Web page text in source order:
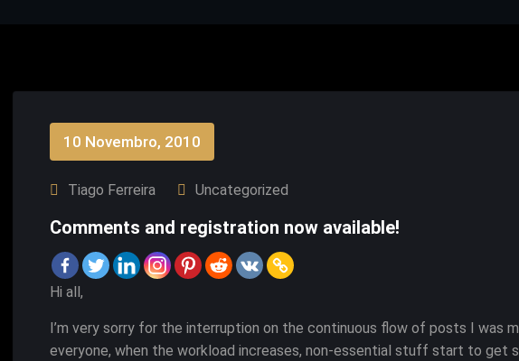
10 Novembro, 2010
Tiago Ferreira Uncategorized
Comments and registration now available!
Hi all,
I’m very sorry for the interruption on the continuous flow of posts I was
everyone, when the workload increases, non-essential stuff start to get